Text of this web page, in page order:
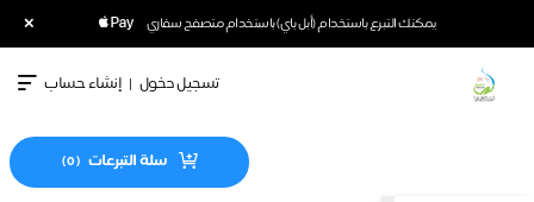
يمكنك التبرع باستخدام (أبل باي) باستخدام متصفح سفاري ×
تسجيل دخول | إنشاء حساب
سلة التبرعات (
0
)